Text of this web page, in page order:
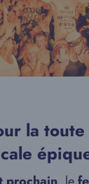
la toute